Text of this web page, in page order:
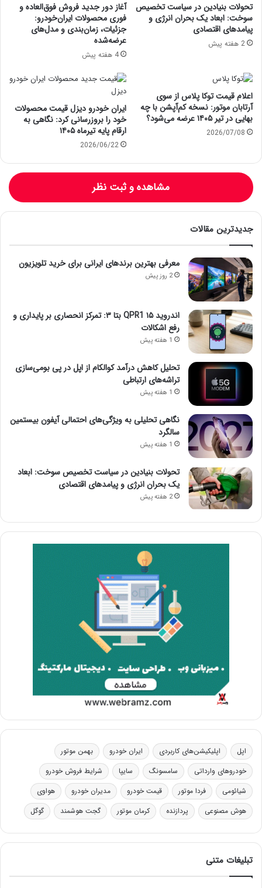
تحولات بنیادین در سیاست تخصیص
سوخت: ابعاد یک بحران انرژی و
پیامدهای اقتصادی
2 هفته پیش
آغاز دور جدید فروش فوق‌العاده و
فوری محصولات ایران‌خودرو:
جزئیات، زمان‌بندی و مدل‌های
عرضه‌شده
4 هفته پیش
اعلام قیمت توکا پلاس از سوی
آرتابان موتور: نسخه کم‌آپشن با چه
بهایی در تیر ۱۴۰۵ عرضه می‌شود؟
2026/07/08
ایران خودرو دیزل قیمت محصولات
خود را بروزرسانی کرد: نگاهی به
ارقام پایه تیرماه ۱۴۰۵
2026/06/22
مشاهده و ثبت نظر
جدیدترین مقالات
معرفی بهترین برندهای ایرانی برای خرید تلویزیون
2 روز پیش
اندروید ۱۵ QPR1 بتا ۳: تمرکز انحصاری بر پایداری و
رفع اشکالات
1 هفته پیش
تحلیل کاهش درآمد کوالکام از اپل در پی بومی‌سازی
تراشه‌های ارتباطی
1 هفته پیش
نگاهی تحلیلی به ویژگی‌های احتمالی آیفون بیستمین
سالگرد
1 هفته پیش
تحولات بنیادین در سیاست تخصیص سوخت: ابعاد
یک بحران انرژی و پیامدهای اقتصادی
2 هفته پیش
اپل اپلیکیشن‌های کاربردی ایران خودرو
بهمن موتور
خودروهای وارداتی
سامسونگ سایپا
شرایط فروش خودرو
شیائومی
فردا موتور قیمت خودرو مدیران خودرو
هواوی
هوش مصنوعی
پردازنده کرمان موتور گجت هوشمند گوگل
تبلیغات متنی